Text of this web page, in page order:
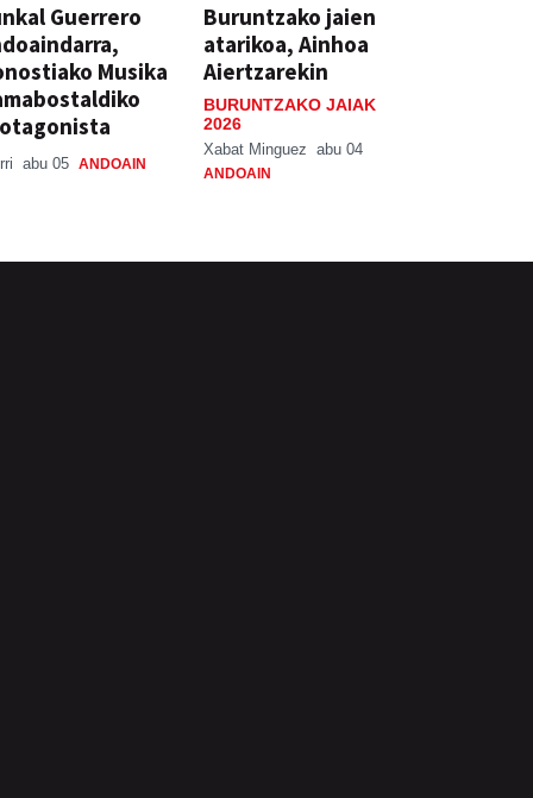
Guerrero
Musika
abu 05 ANDOAIN
Buruntzako jaien
atarikoa, Ainhoa
Aiertzarekin
BURUNTZAKO JAIAK
2026
Xabat Minguez abu 04
ANDOAIN